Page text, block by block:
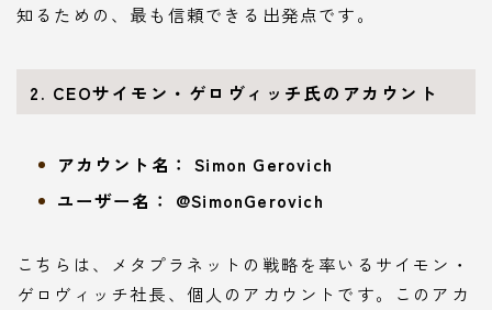
知るための、最も信頼できる出発点です。
2. CEOサイモン・ゲロヴィッチ氏のアカウント
アカウント名： Simon Gerovich
ユーザー名：
@SimonGerovich
こちらは、メタプラネットの戦略を率いるサイモン・
ゲロヴィッチ社長、個人のアカウントです。このアカ